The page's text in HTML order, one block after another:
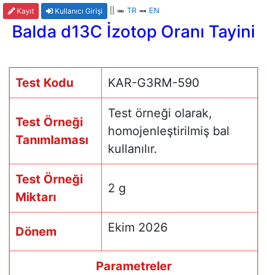
Kayıt Kullanıcı Girişi TR EN
Balda d13C İzotop Oranı Tayini
Test Kodu KAR-G3RM-590
Test Örneği
Tanımlaması
Test örneği olarak,
homojenleştirilmiş bal
kullanılır.
Test Örneği
Miktarı
2 g
Dönem Ekim 2026
Parametreler